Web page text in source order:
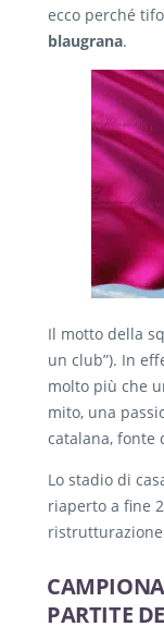
ecco perché
blaugrana.
Il motto della
un club”). In
molto più che
mito, una
catalana, fonte
Lo stadio di
riaperto a fine
PARTITE